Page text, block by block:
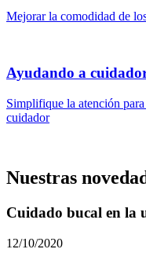
Mejorar la comodidad de
Ayudando a
Simplifique la atención
cuidador
Nuestras
Cuidado bucal en la
12/10/2020